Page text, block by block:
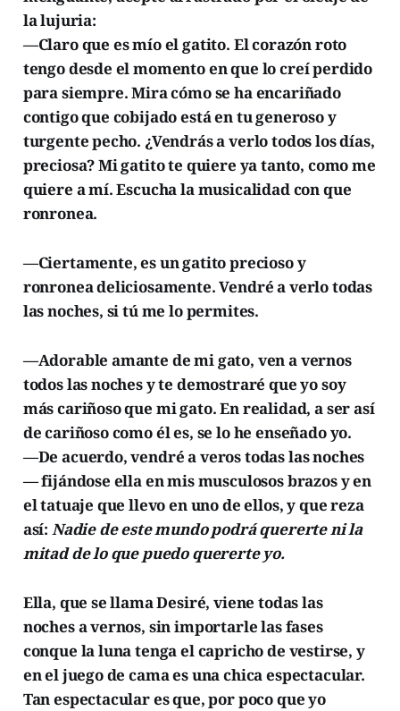
la lujuria:
—Claro que es mío el gatito. El corazón roto
tengo desde el momento en que lo creí perdido
para siempre. Mira cómo se ha encariñado
contigo que cobijado está en tu generoso y
turgente pecho. ¿Vendrás a verlo todos los días,
preciosa? Mi gatito te quiere ya tanto, como me
quiere a mí. Escucha la musicalidad con que
ronronea.
—Ciertamente, es un gatito precioso y
ronronea deliciosamente. Vendré a verlo todas
las noches, si tú me lo permites.
—Adorable amante de mi gato, ven a vernos
todos las noches y te demostraré que yo soy
más cariñoso que mi gato. En realidad, a ser así
de cariñoso como él es, se lo he enseñado yo.
—De acuerdo, vendré a veros todas las noches
— fijándose ella en mis musculosos brazos y en
el tatuaje que llevo en uno de ellos, y que reza
así: Nadie de este mundo podrá quererte ni la
mitad de lo que puedo quererte yo.
Ella, que se llama Desiré, viene todas las
noches a vernos, sin importarle las fases
conque la luna tenga el capricho de vestirse, y
en el juego de cama es una chica espectacular.
Tan espectacular es que, por poco que yo